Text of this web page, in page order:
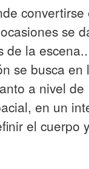
convertirse
se
de la
se busca en
a nivel de
en un
el cuerpo